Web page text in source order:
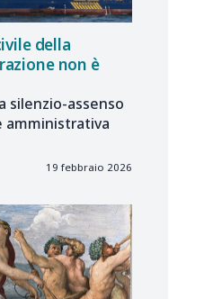
della
non è
silenzio-assenso
amministrativa
19 febbraio 2026